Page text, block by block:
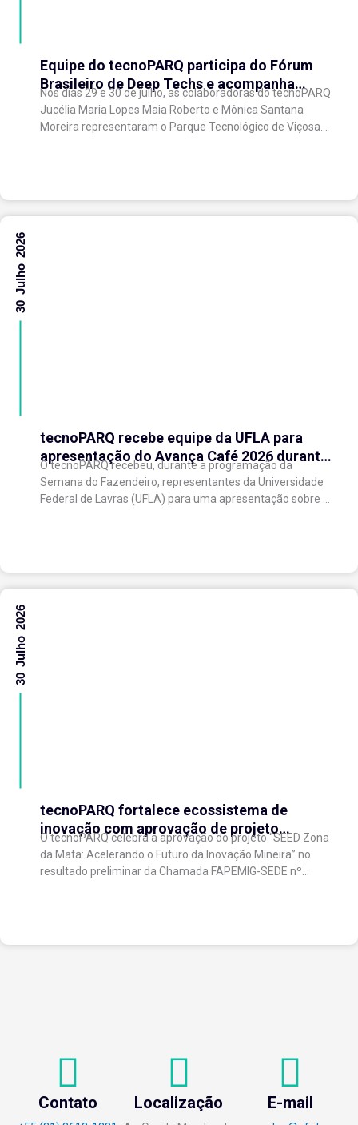
Equipe do tecnoPARQ participa do Fórum
Brasileiro de Deep Techs e acompanha
debates sobre políticas para inovação
científica
Nos dias 29 e 30 de julho, as colaboradoras do tecnoPARQ
Jucélia Maria Lopes Maia Roberto e Mônica Santana
Moreira representaram o Parque Tecnológico de Viçosa
tecnoPARQ recebe equipe da UFLA para
apresentação do Avança Café 2026 durante
a Semana do Fazendeiro
O tecnoPARQ recebeu, durante a programação da
Semana do Fazendeiro, representantes da Universidade
Federal de Lavras (UFLA) para uma apresentação sobre o
30 Julho 2026
tecnoPARQ fortalece ecossistema de
inovação com aprovação de projeto
regional de aceleração de startups
O tecnoPARQ celebra a aprovação do projeto “SEED Zona
da Mata: Acelerando o Futuro da Inovação Mineira” no
resultado preliminar da Chamada FAPEMIG-SEDE nº
30 Julho 2026
Contato Localização E-mail